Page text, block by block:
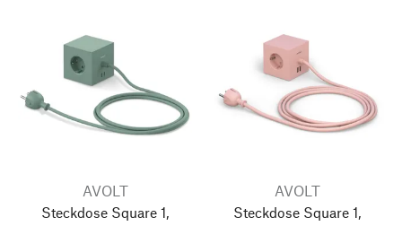
AVOLT
Steckdose Square 1,
AVOLT
Steckdose Square 1,